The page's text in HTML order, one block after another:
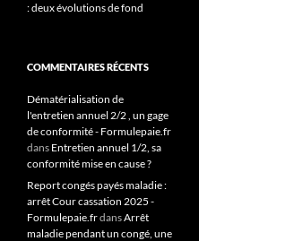
: deux évolutions de fond
COMMENTAIRES RÉCENTS
Dématérialisation de
l'entretien annuel 2/2 , un gage
de conformité - Formulepaie.fr
dans Entretien annuel 1/2, sa
conformité mise en cause ?
Report congés payés maladie :
arrêt Cour cassation 2025 -
Formulepaie.frdansArrêt
maladie pendant un congé, une